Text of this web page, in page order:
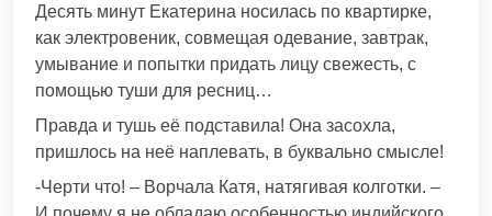
Десять минут Екатерина носилась по квартирке,
как электровеник, совмещая одевание, завтрак,
умывание и попытки придать лицу свежесть, с
помощью туши для ресниц…
Правда и тушь её подставила! Она засохла,
пришлось на неё наплевать, в буквально смысле!
-Черти что! – Ворчала Катя, натягивая колготки. –